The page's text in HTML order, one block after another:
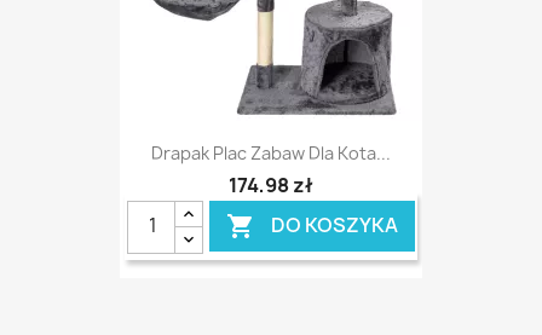
Drapak Plac Zabaw Dla Kota...
174,98 zł
 DO KOSZYKA